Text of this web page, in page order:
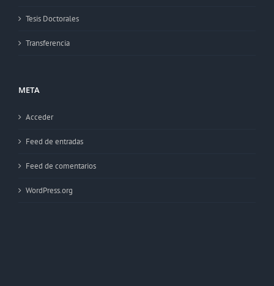
Tesis Doctorales
Transferencia
META
Acceder
Feed de entradas
Feed de comentarios
WordPress.org